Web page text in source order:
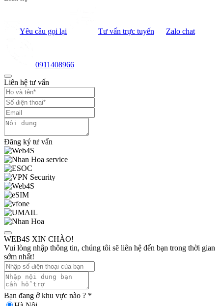
Yêu cầu gọi lại Tư vấn trực tuyến Zalo chat
0911408966
Liên hệ tư vấn
Đăng ký tư vấn
WEB4S XIN CHÀO!
Vui lòng nhập thông tin, chúng tôi sẽ liên hệ đến bạn trong thời gian
sớm nhất!
Bạn đang ở khu vực nào ? *